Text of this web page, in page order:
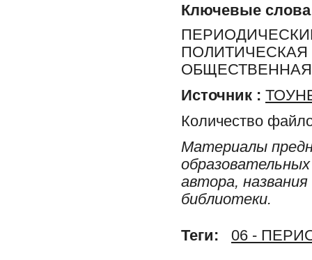
Ключевые слова
Источник :
Количество
Материалы
автора,
библиотеки.
Теги: 06 -